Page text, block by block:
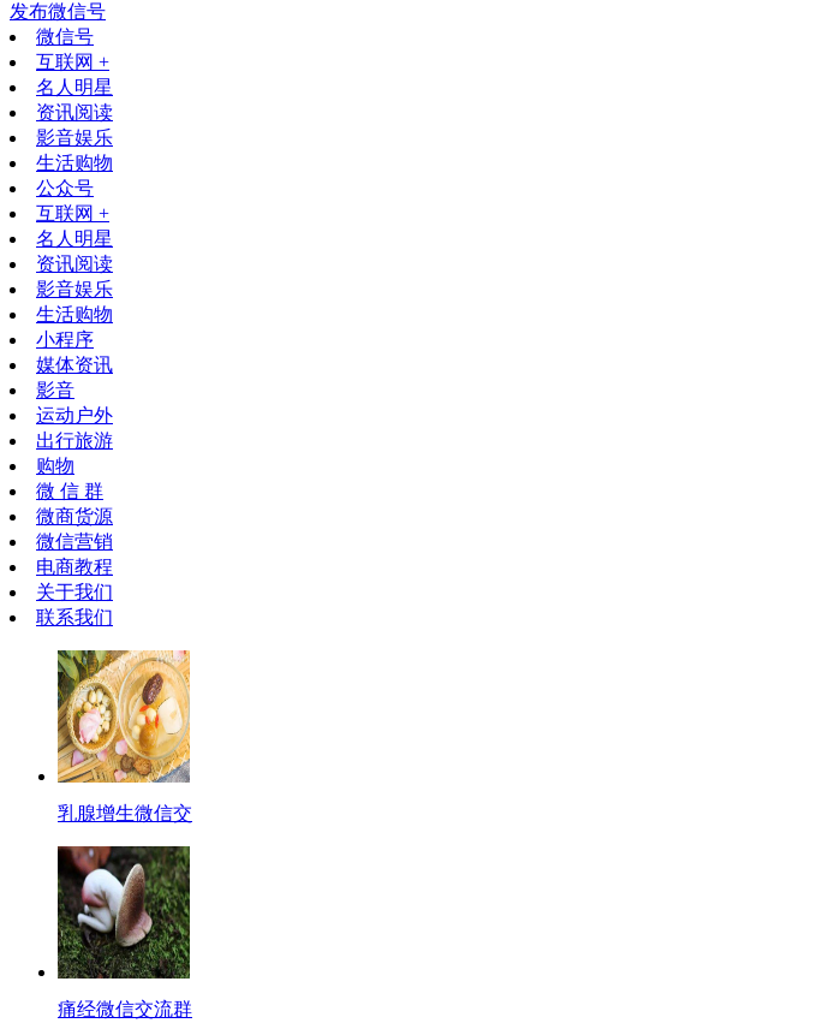
发布微信号
微信号
互联网 +
名人明星
资讯阅读
影音娱乐
生活购物
公众号
互联网 +
名人明星
资讯阅读
影音娱乐
生活购物
小程序
媒体资讯
影音
运动户外
出行旅游
购物
微 信 群
微商货源
微信营销
电商教程
关于我们
联系我们
乳腺增生微信交
痛经微信交流群